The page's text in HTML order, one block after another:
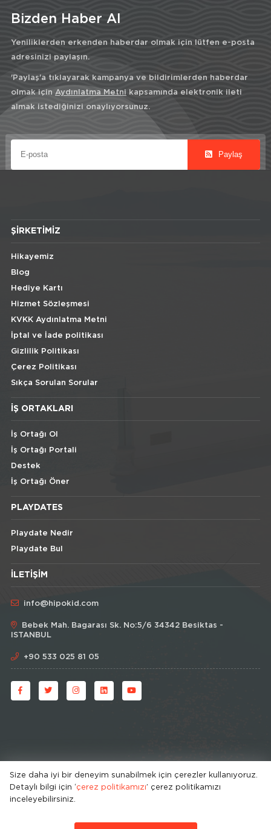
Bizden Haber Al
Yeniliklerden erkenden haberdar olmak için lütfen e-posta
adresinizi paylaşın.
'Paylaş'a tıklayarak kampanya ve bildirimlerden haberdar
olmak için Aydınlatma Metni kapsamında elektronik ileti
almak istediğinizi onaylıyorsunuz.
Paylaş
ŞIRKETIMIZ
Hikayemiz
Blog
Hediye Kartı
Hizmet Sözleşmesi
KVKK Aydınlatma Metni
İptal ve İade politikası
Gizlilik Politikası
Çerez Politikası
Sıkça Sorulan Sorular
İŞ ORTAKLARI
İş Ortağı Ol
İş Ortağı Portali
Destek
İş Ortağı Öner
PLAYDATES
Playdate Nedir
Playdate Bul
İLETIŞIM
info@hipokid.com
Bebek Mah. Bagarası Sk. No:5/6 34342 Besiktas -
ISTANBUL
+90 533 025 81 05
© HipoKid 2026 . All rights reserved.
Developed by
Size daha iyi bir deneyim sunabilmek için çerezler kullanıyoruz.
Detaylı bilgi için ‘çerez politikamızı’ çerez politikamızı
inceleyebilirsiniz.